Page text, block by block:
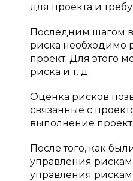
для проекта и
Последним шагом в
риска необходимо
проект. Для этого
риска и т. д.
Оценка рисков
связанные с
выполнение
После того, как
управления
управления